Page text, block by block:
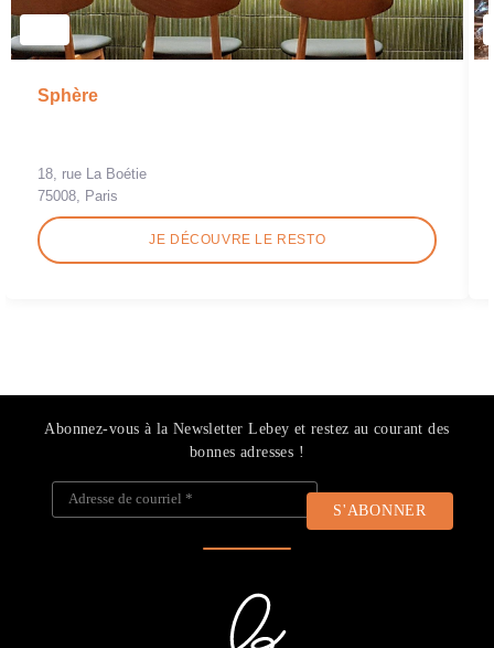
Sphère
18, rue La Boétie
75008, Paris
JE DÉCOUVRE LE RESTO
Abonnez-vous à la Newsletter Lebey et restez au courant des
bonnes adresses !
Adresse de courriel